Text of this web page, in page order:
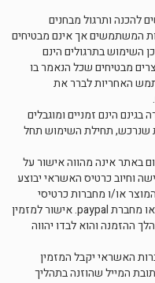
להכנה ותרגול מבחנים
המשתמשים אך אינם מבטיחים
השימוש בתרגולים הינם
מבטיחים שכל הנאמר בו
האחריות לברר את
הינם זמניים ומוגבלים
שנרכש, תחילת השימוש תחל
באתר אינה מהווה אישור על
וחיוב כרטיס האשראי יבוצע
או/ו מחברות כרטיסי
האשראי או מחברות החיוב הטלפוני או מחברת paypal. אישור למזמין
ההזמנה והוא לבדו יהווה
האשראי יקבל המזמין
המייל שהוזנה בתהליך